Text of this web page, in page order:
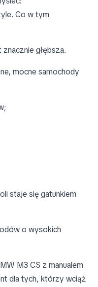
Co w tym
głębsza.
mocne samochody
staje się gatunkiem
o wysokich
M3 CS z manualem
dla tych, którzy wciąż